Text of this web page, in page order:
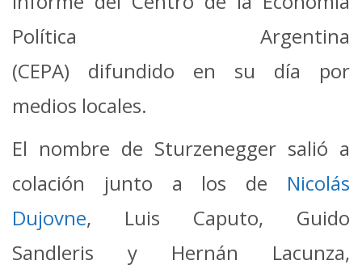
Política Argentina
(CEPA) difundido en su día por
medios locales.
El nombre de Sturzenegger salió a
colación junto a los de Nicolás
Dujovne, Luis Caputo, Guido
Sandleris y Hernán Lacunza,